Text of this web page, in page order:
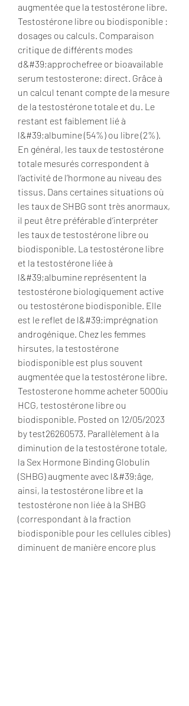
augmentée que la testostérone libre.
Testostérone libre ou biodisponible :
dosages ou calculs. Comparaison
critique de différents modes
d&#39;approchefree or bioavailable
serum testosterone: direct. Grâce à
un calcul tenant compte de la mesure
de la testostérone totale et du. Le
restant est faiblement lié à
l&#39;albumine (54%) ou libre (2%).
En général, les taux de testostérone
totale mesurés correspondent à
l’activité de l’hormone au niveau des
tissus. Dans certaines situations où
les taux de SHBG sont très anormaux,
il peut être préférable d’interpréter
les taux de testostérone libre ou
biodisponible. La testostérone libre
et la testostérone liée à
l&#39;albumine représentent la
testostérone biologiquement active
ou testostérone biodisponible. Elle
est le reflet de l&#39;imprégnation
androgénique. Chez les femmes
hirsutes, la testostérone
biodisponible est plus souvent
augmentée que la testostérone libre.
Testosterone homme acheter 5000iu
HCG, testostérone libre ou
biodisponible. Posted on 12/05/2023
by test26260573. Parallèlement à la
diminution de la testostérone totale,
la Sex Hormone Binding Globulin
(SHBG) augmente avec l&#39;âge,
ainsi, la testostérone libre et la
testostérone non liée à la SHBG
(correspondant à la fraction
biodisponible pour les cellules cibles)
diminuent de manière encore plus